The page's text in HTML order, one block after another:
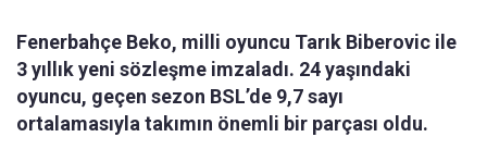
Fenerbahçe Beko, milli oyuncu Tarık Biberovic ile
3 yıllık yeni sözleşme imzaladı. 24 yaşındaki
oyuncu, geçen sezon BSL’de 9,7 sayı
ortalamasıyla takımın önemli bir parçası oldu.